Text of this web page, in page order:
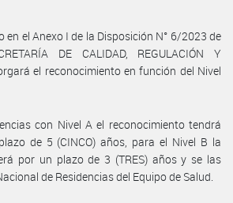
en el Anexo I de la Disposición N° 6/2023 de
DE CALIDAD, REGULACIÓN Y
el reconocimiento en función del Nivel
con Nivel A el reconocimiento tendrá
de 5 (CINCO) años, para el Nivel B la
por un plazo de 3 (TRES) años y se las
de Residencias del Equipo de Salud.